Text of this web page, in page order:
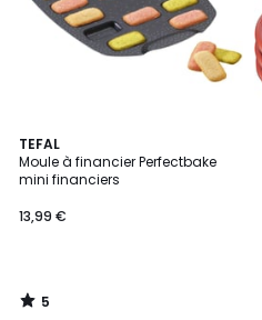
TEFAL
Moule à financier Perfectbake
mini financiers
13,99 €
5
/
5
5
/